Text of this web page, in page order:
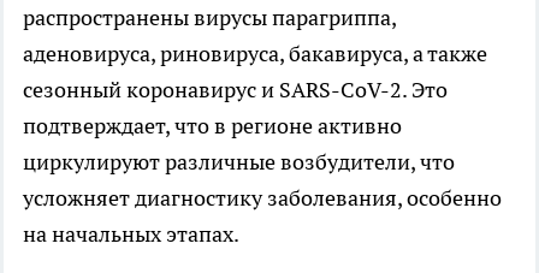
распространены вирусы парагриппа,
аденовируса, риновируса, бакавируса, а также
сезонный коронавирус и SARS-CoV-2. Это
подтверждает, что в регионе активно
циркулируют различные возбудители, что
усложняет диагностику заболевания, особенно
на начальных этапах.